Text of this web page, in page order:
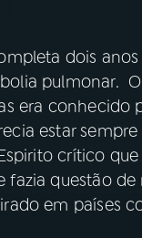
dois
pulmonar.
era
estar
crítico
fazia questão
em países